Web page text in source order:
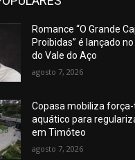
Romance “O Grande
Proibidas” é lançado
do Vale do Aço
agosto 7, 2026
Copasa mobiliza
aquático para
em Timóteo
agosto 7, 2026